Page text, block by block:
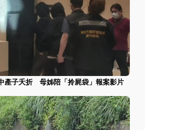
產子夭折 母姊陪「拎屍袋」報案影片